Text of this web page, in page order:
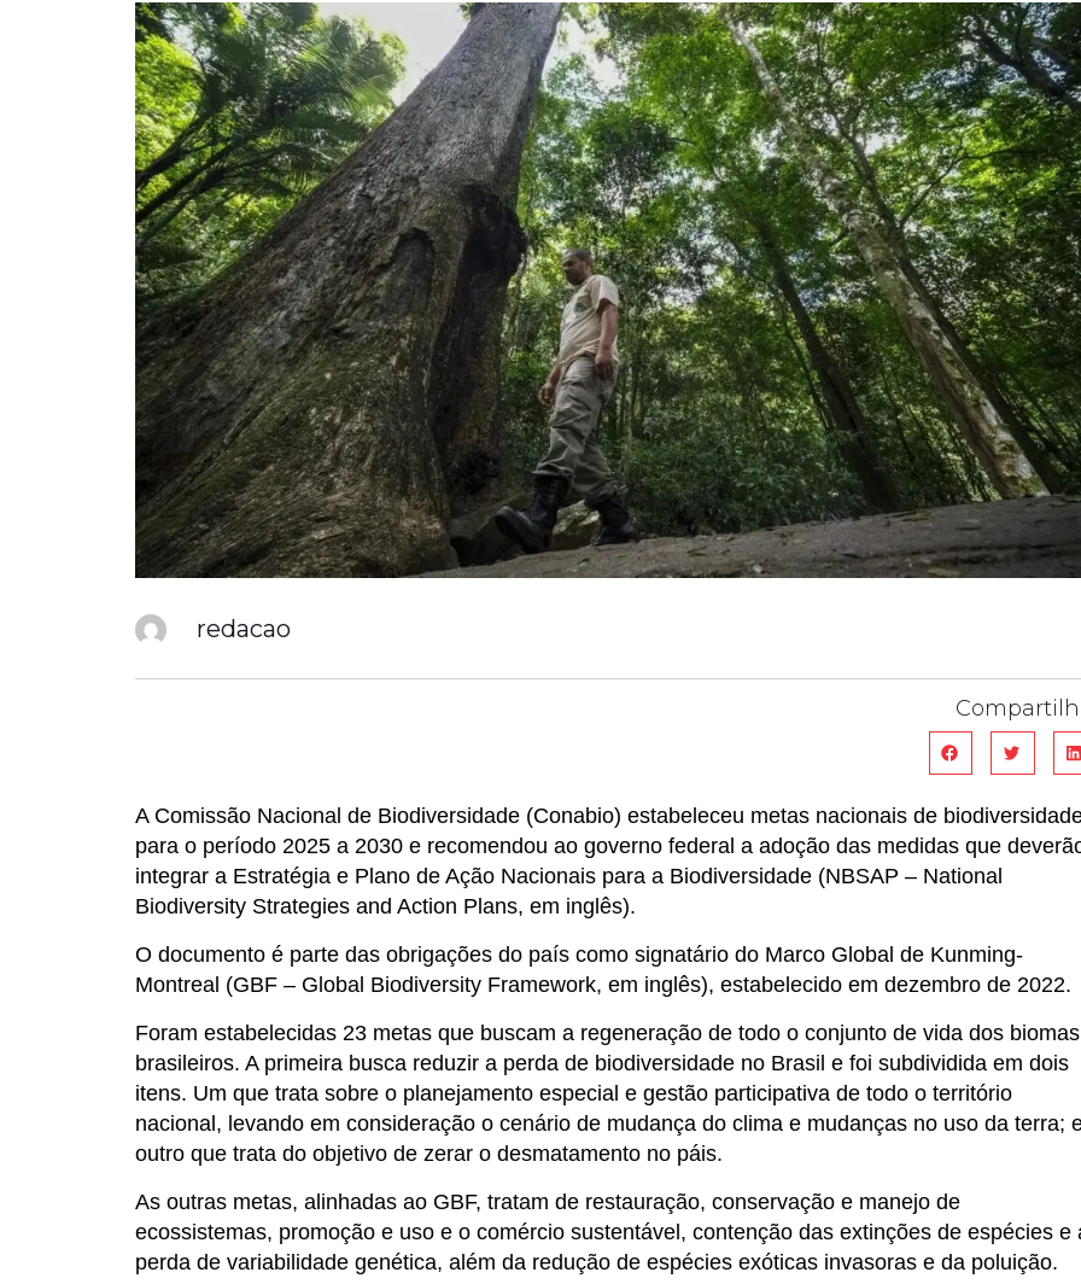
redacao
A Comissão Nacional de Biodiversidade (Conabio) estabeleceu metas nacionais de
para o período 2025 a 2030 e recomendou ao governo federal a adoção das medidas que
integrar a Estratégia e Plano de Ação Nacionais para a Biodiversidade (NBSAP – National
Biodiversity Strategies and Action Plans, em inglês).
O documento é parte das obrigações do país como signatário do Marco Global de Kunming-
Montreal (GBF – Global Biodiversity Framework, em inglês), estabelecido em dezembro de 2022.
Foram estabelecidas 23 metas que buscam a regeneração de todo o conjunto de vida dos biomas
brasileiros. A primeira busca reduzir a perda de biodiversidade no Brasil e foi subdividida em dois
itens. Um que trata sobre o planejamento especial e gestão participativa de todo o território
nacional, levando em consideração o cenário de mudança do clima e mudanças no uso da terra;
outro que trata do objetivo de zerar o desmatamento no páis.
As outras metas, alinhadas ao GBF, tratam de restauração, conservação e manejo de
ecossistemas, promoção e uso e o comércio sustentável, contenção das extinções de espécies e
perda de variabilidade genética, além da redução de espécies exóticas invasoras e da poluição.